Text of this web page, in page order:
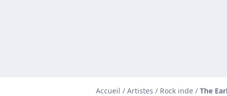
Accueil / Artistes / Rock inde / The